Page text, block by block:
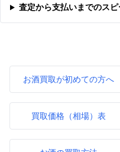
査定から支払いまでのス
お酒買取が初めての方へ
買取価格（相場）表